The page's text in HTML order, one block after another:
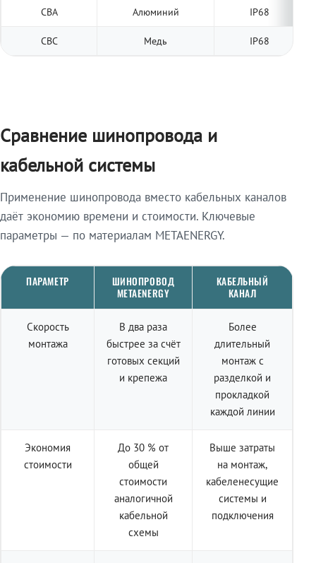
СВА Алюминий IP68
СВС Медь IP68
Сравнение шинопровода и
кабельной системы
Применение шинопровода вместо кабельных каналов
даёт экономию времени и стоимости. Ключевые
параметры — по материалам METAENERGY.
ПАРАМЕТР
ШИНОПРОВОД
METAENERGY
КАБЕЛЬНЫЙ
КАНАЛ
Скорость
монтажа
В два раза
быстрее за счёт
готовых секций
и крепежа
Более
длительный
монтаж с
разделкой и
прокладкой
каждой линии
Экономия
стоимости
До 30 % от
общей
стоимости
аналогичной
кабельной
схемы
Выше затраты
на монтаж,
кабеленесущие
системы и
подключения